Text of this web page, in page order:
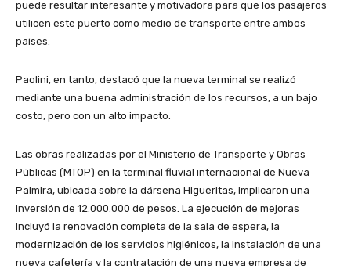
puede resultar interesante y motivadora para que los pasajeros
utilicen este puerto como medio de transporte entre ambos
países.
Paolini, en tanto, destacó que la nueva terminal se realizó
mediante una buena administración de los recursos, a un bajo
costo, pero con un alto impacto.
Las obras realizadas por el Ministerio de Transporte y Obras
Públicas (MTOP) en la terminal fluvial internacional de Nueva
Palmira, ubicada sobre la dársena Higueritas, implicaron una
inversión de 12.000.000 de pesos. La ejecución de mejoras
incluyó la renovación completa de la sala de espera, la
modernización de los servicios higiénicos, la instalación de una
nueva cafetería y la contratación de una nueva empresa de